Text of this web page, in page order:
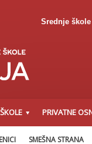
Srednje škole
PRIVATNE
SMEŠNA STRANA